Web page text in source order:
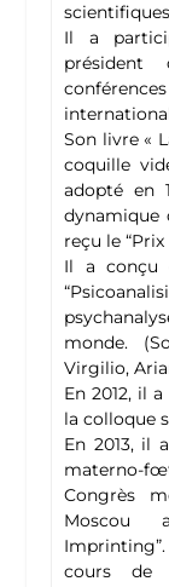
Il a
Son livre «
coquille
adopté en
dynamique
reçu le
Il a conçu
monde.
Virgilio,
En 2012, il
la colloque
En 2013, il
materno-
Congrès
Moscou
cours de